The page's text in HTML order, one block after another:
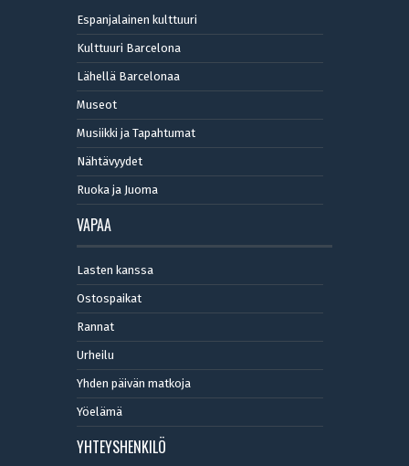
Espanjalainen kulttuuri
Kulttuuri Barcelona
Lähellä Barcelonaa
Museot
Musiikki ja Tapahtumat
Nähtävyydet
Ruoka ja Juoma
VAPAA
Lasten kanssa
Ostospaikat
Rannat
Urheilu
Yhden päivän matkoja
Yöelämä
YHTEYSHENKILÖ